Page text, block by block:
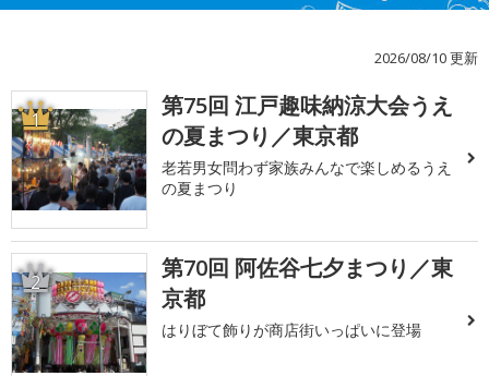
2026/08/10 更新
1
第75回 江戸趣味納涼大会うえ
の夏まつり／東京都
老若男女問わず家族みんなで楽しめるうえ
の夏まつり
2
第70回 阿佐谷七夕まつり／東
京都
はりぼて飾りが商店街いっぱいに登場